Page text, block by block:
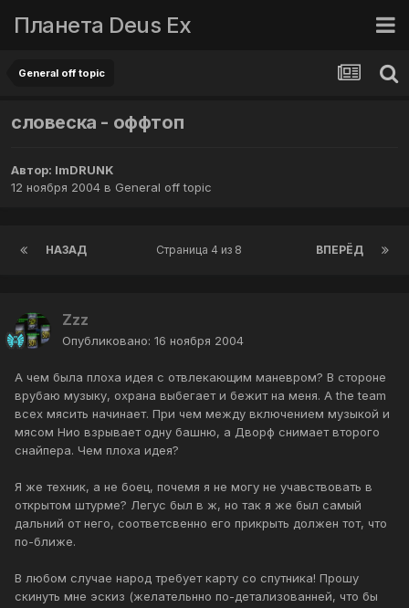
Планета Deus Ex
General off topic
словеска - оффтоп
Автор: ImDRUNK
12 ноября 2004 в General off topic
НАЗАД ВПЕРЁД
Страница 4 из 8
Zzz
Опубликовано: 16 ноября 2004
А чем была плоха идея с отвлекающим маневром? В стороне
врубаю музыку, охрана выбегает и бежит на меня. А the team
всех мясить начинает. При чем между включением музыкой и
мясом Нио взрывает одну башню, а Дворф снимает второго
снайпера. Чем плоха идея?
Я же техник, а не боец, почемя я не могу не учавствовать в
открытом штурме? Легус был в ж, но так я же был самый
дальний от него, соответсвенно его прикрыть должен тот, что
по-ближе.
В любом случае народ требует карту со спутника! Прошу
скинуть мне эскиз (желательнно по-детализованней, что бы